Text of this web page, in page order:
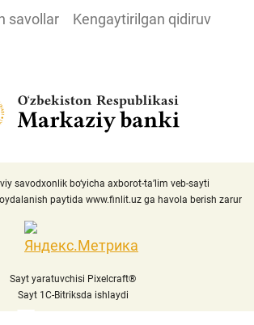
savollar
Kengaytirilgan qidiruv
savodxonlik bo‘yicha axborot-ta’lim veb-sayti
paytida www.finlit.uzga havola berish zarur
Sayt yaratuvchisi Pixelcraft®
Sayt 1C-Bitriksda ishlaydi